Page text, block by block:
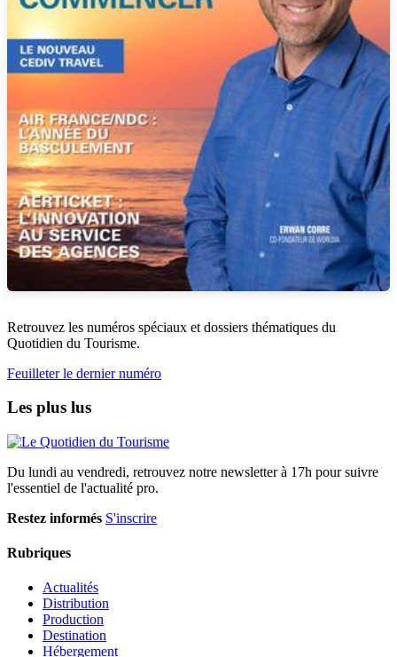
Retrouvez les numéros spéciaux et dossiers thématiques du
Quotidien du Tourisme.
Feuilleter le dernier numéro
Les plus lus
Du lundi au vendredi, retrouvez notre newsletter à 17h pour suivre
l'essentiel de l'actualité pro.
Restez informés S'inscrire
Rubriques
Actualités
Distribution
Production
Destination
Hébergement